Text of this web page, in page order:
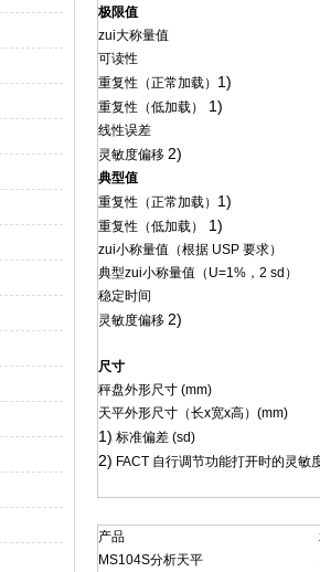
极限值
zui大称量值
可读性
重复性（正常加载） 1)
重复性（低加载） 1)
线性误差
灵敏度偏移 2)
典型值
重复性（正常加载） 1)
重复性（低加载） 1)
zui小称量值（根据 USP 要求）
典型zui小称量值（U=1%，2 sd）
稳定时间
灵敏度偏移 2)
尺寸
秤盘外形尺寸 (mm)
天平外形尺寸（长x宽x高）(mm)
1) 标准偏差 (sd)
2) FACT 自行调节功能打开时的灵敏
产品
MS104S分析天平